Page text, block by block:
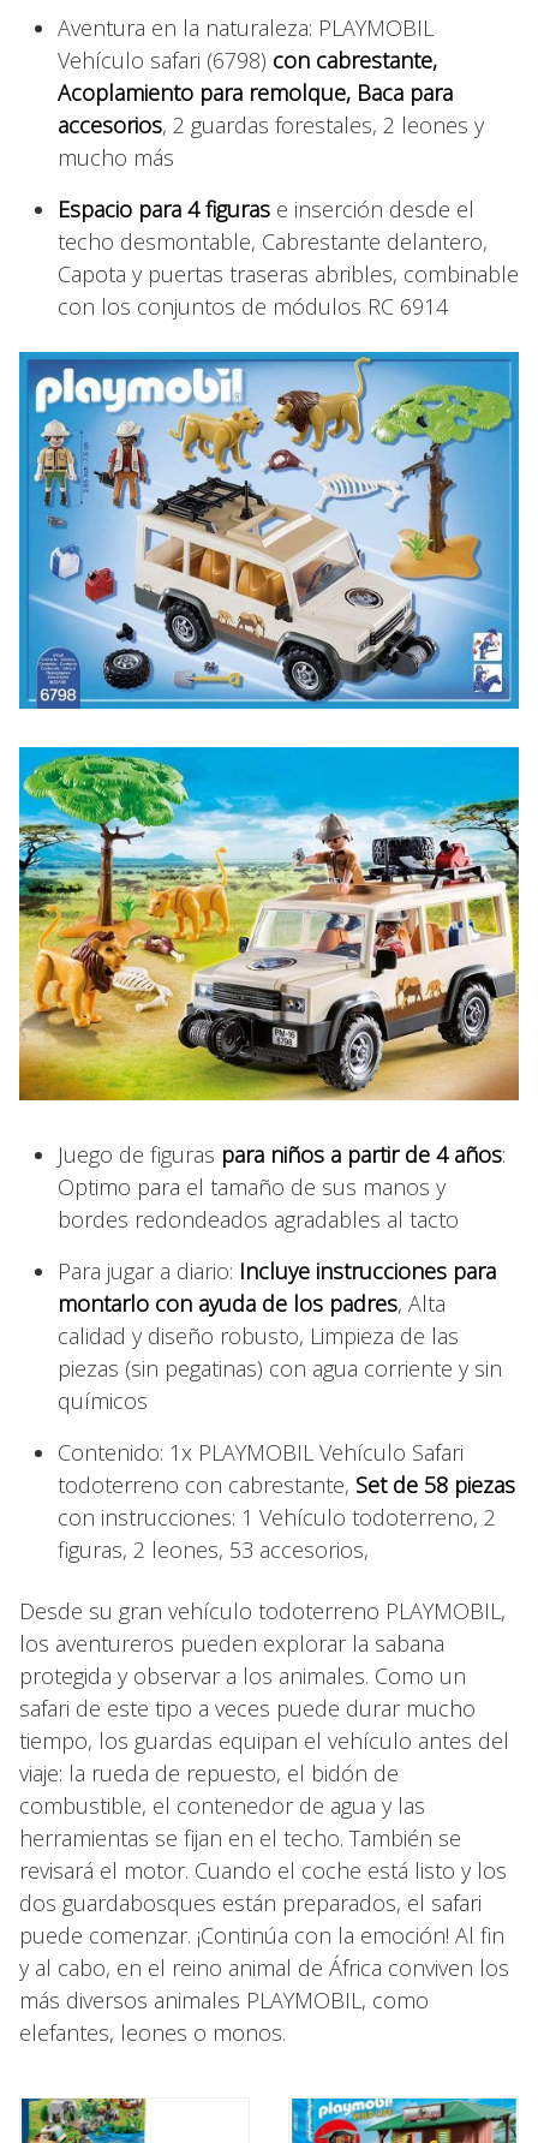
Aventura en la naturaleza: PLAYMOBIL
Vehículo safari (6798) con cabrestante,
Acoplamiento para remolque, Baca para
accesorios, 2 guardas forestales, 2 leones y
mucho más
Espacio para 4 figuras e inserción desde el
techo desmontable, Cabrestante delantero,
Capota y puertas traseras abribles, combinable
con los conjuntos de módulos RC 6914
Juego de figuras para niños a partir de 4 años:
Optimo para el tamaño de sus manos y
bordes redondeados agradables al tacto
Para jugar a diario: Incluye instrucciones para
montarlo con ayuda de los padres, Alta
calidad y diseño robusto, Limpieza de las
piezas (sin pegatinas) con agua corriente y sin
químicos
Contenido: 1x PLAYMOBIL Vehículo Safari
todoterreno con cabrestante, Set de 58 piezas
con instrucciones: 1 Vehículo todoterreno, 2
figuras, 2 leones, 53 accesorios,
Desde su gran vehículo todoterreno PLAYMOBIL,
los aventureros pueden explorar la sabana
protegida y observar a los animales. Como un
safari de este tipo a veces puede durar mucho
tiempo, los guardas equipan el vehículo antes del
viaje: la rueda de repuesto, el bidón de
combustible, el contenedor de agua y las
herramientas se fijan en el techo. También se
revisará el motor. Cuando el coche está listo y los
dos guardabosques están preparados, el safari
puede comenzar. ¡Continúa con la emoción! Al fin
y al cabo, en el reino animal de África conviven los
más diversos animales PLAYMOBIL, como
elefantes, leones o monos.